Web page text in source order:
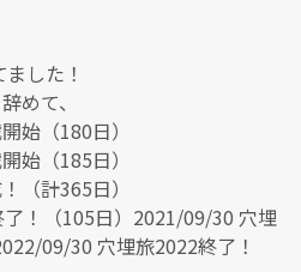
した！
めて、
始（180日）
始（185日）
（計365日）
！（105日）2021/09/30 穴埋
09/30 穴埋旅2022終了！